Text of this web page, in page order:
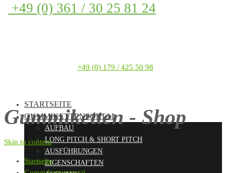
+49 (0) 361 / 30 25 81 24
+49 (0) 179 / 425 50 98
Gummiketten - Shop
STARTSEITE
GUMMIKETTENPORTAL
AUFBAU
LONG PITCH & SHORT PITCH
AUSFÜHRUNGEN
EIGENSCHAFTEN
Skip to content
Startseite